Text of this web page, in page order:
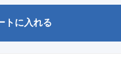
トに入れる